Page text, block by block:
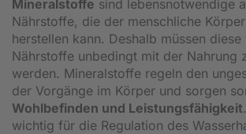
Mineralstoffe sind lebensnotwendige
Nährstoffe, die der menschliche
herstellen kann. Deshalb müssen
Nährstoffe unbedingt mit der Nahrung
werden. Mineralstoffe regeln den
der Vorgänge im Körper und sorgen
Wohlbefinden und Leistungsfähigkeit
wichtig für die Regulation des